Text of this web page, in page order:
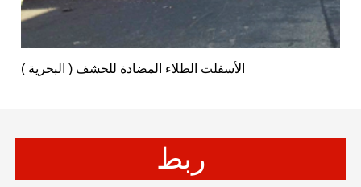
الأسفلت الطلاء المضادة للحشف ( البحرية )
ربط